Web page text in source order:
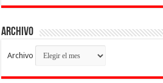
Archivo
Archivo